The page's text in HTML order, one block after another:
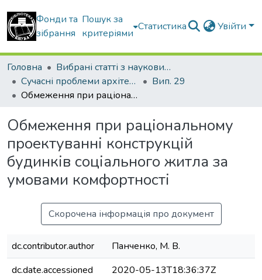
Фонди та
зібрання
Пошук за
критеріями
Статистика Увійти
Головна
Вибрані статті з наукових збірників КНУБА
Сучасні проблеми архітектури та містобудування
Вип. 29
Обмеження при раціональному проектуванні конструкцій будинків соціального житла за умовами комфортності
Обмеження при раціональному
проектуванні конструкцій
будинків соціального житла за
умовами комфортності
Скорочена інформація про документ
dc.contributor.author
Панченко, М. В.
dc.date.accessioned
2020-05-13T18:36:37Z